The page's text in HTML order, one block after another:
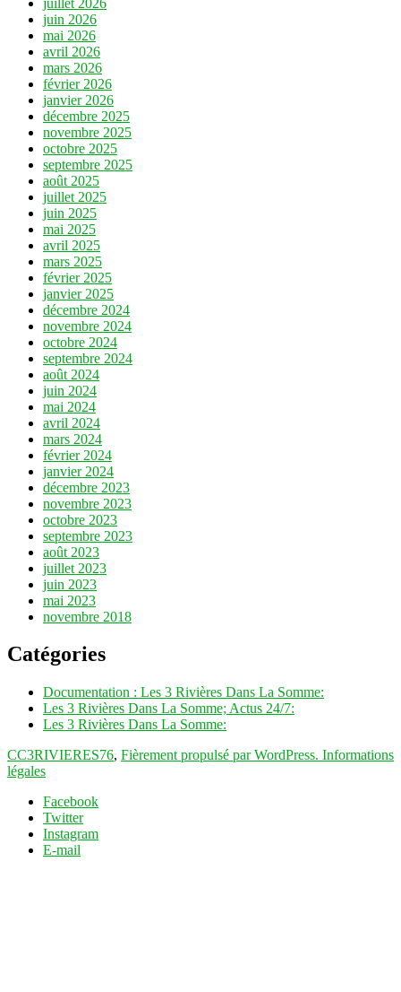
juin 2026
mai 2026
avril 2026
mars 2026
février 2026
janvier 2026
décembre 2025
novembre 2025
octobre 2025
septembre 2025
août 2025
juillet 2025
juin 2025
mai 2025
avril 2025
mars 2025
février 2025
janvier 2025
décembre 2024
novembre 2024
octobre 2024
septembre 2024
août 2024
juin 2024
mai 2024
avril 2024
mars 2024
février 2024
janvier 2024
décembre 2023
novembre 2023
octobre 2023
septembre 2023
août 2023
juillet 2023
juin 2023
mai 2023
novembre 2018
Catégories
Documentation : Les 3 Rivières Dans La Somme:
Les 3 Rivières Dans La Somme; Actus 24/7:
Les 3 Rivières Dans La Somme:
CC3RIVIERES76, Fièrement propulsé par WordPress. Informations
légales
Facebook
Twitter
Instagram
E-mail